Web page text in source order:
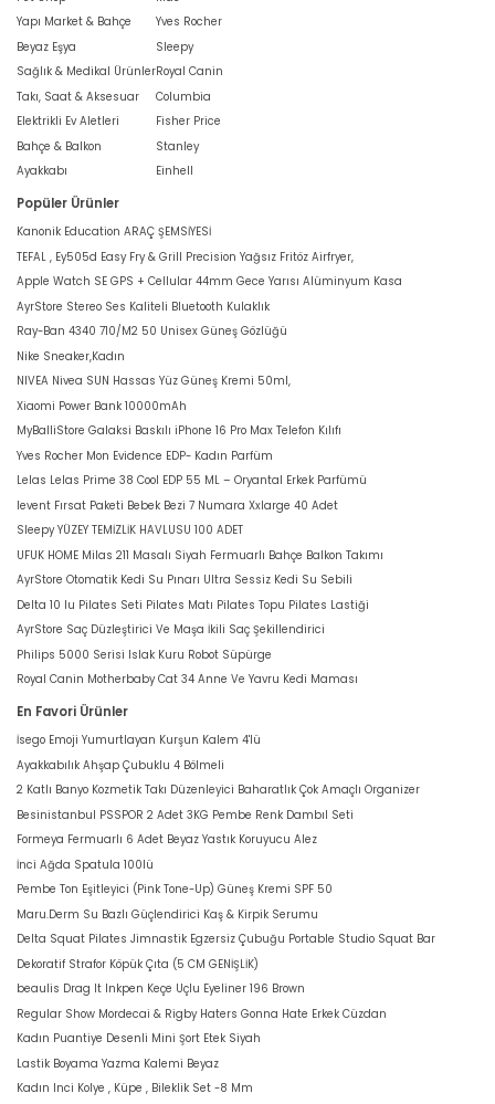
Yapı Market & Bahçe
Beyaz Eşya
Sağlık & Medikal Ürünler
Takı, Saat & Aksesuar
Elektrikli Ev Aletleri
Bahçe & Balkon
Ayakkabı
Yves Rocher
Sleepy
Royal Canin
Columbia
Fisher Price
Stanley
Einhell
Popüler Ürünler
Kanonik Education ARAÇ ŞEMSİYESİ
TEFAL , Ey505d Easy Fry & Grill Precision Yağsız Fritöz Airfryer,
Apple Watch SE GPS + Cellular 44mm Gece Yarısı Alüminyum Kasa
AyrStore Stereo Ses Kaliteli Bluetooth Kulaklık
Ray-Ban 4340 710/M2 50 Unisex Güneş Gözlüğü
Nike Sneaker,Kadın
NIVEA Nivea SUN Hassas Yüz Güneş Kremi 50ml,
Xiaomi Power Bank 10000mAh
MyBalliStore Galaksi Baskılı iPhone 16 Pro Max Telefon Kılıfı
Yves Rocher Mon Evidence EDP- Kadın Parfüm
Lelas Lelas Prime 38 Cool EDP 55 ML – Oryantal Erkek Parfümü
levent Fırsat Paketi Bebek Bezi 7 Numara Xxlarge 40 Adet
Sleepy YÜZEY TEMİZLİK HAVLUSU 100 ADET
UFUK HOME Milas 211 Masalı Siyah Fermuarlı Bahçe Balkon Takımı
AyrStore Otomatik Kedi Su Pınarı Ultra Sessiz Kedi Su Sebili
Delta 10 lu Pilates Seti Pilates Matı Pilates Topu Pilates Lastiği
AyrStore Saç Düzleştirici Ve Maşa İkili Saç Şekillendirici
Philips 5000 Serisi Islak Kuru Robot Süpürge
Royal Canin Motherbaby Cat 34 Anne Ve Yavru Kedi Maması
En Favori Ürünler
İsego Emoji Yumurtlayan Kurşun Kalem 4'lü
Ayakkabılık Ahşap Çubuklu 4 Bölmeli
2 Katlı Banyo Kozmetik Takı Düzenleyici Baharatlık Çok Amaçlı Organizer
Besinistanbul PSSPOR 2 Adet 3KG Pembe Renk Dambıl Seti
Formeya Fermuarlı 6 Adet Beyaz Yastık Koruyucu Alez
İnci Ağda Spatula 100lü
Pembe Ton Eşitleyici (Pink Tone-Up) Güneş Kremi SPF 50
Maru.Derm Su Bazlı Güçlendirici Kaş & Kirpik Serumu
Delta Squat Pilates Jimnastik Egzersiz Çubuğu Portable Studio Squat Bar
Dekoratif Strafor Köpük Çıta (5 CM GENİŞLİK)
beaulis Drag It Inkpen Keçe Uçlu Eyeliner 196 Brown
Regular Show Mordecai & Rigby Haters Gonna Hate Erkek Cüzdan
Kadın Puantiye Desenli Mini Şort Etek Siyah
Lastik Boyama Yazma Kalemi Beyaz
Kadın Inci Kolye , Küpe , Bileklik Set -8 Mm